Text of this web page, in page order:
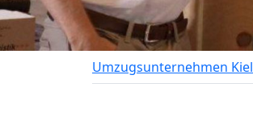
Umzugsunternehmen Kiel